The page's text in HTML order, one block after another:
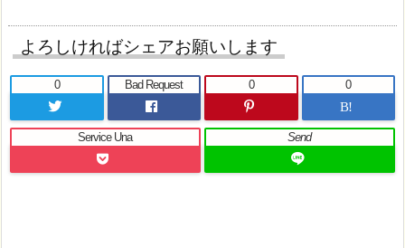
よろしければシェアお願いします
0 Bad Request
0
B!
0
Service Una Send